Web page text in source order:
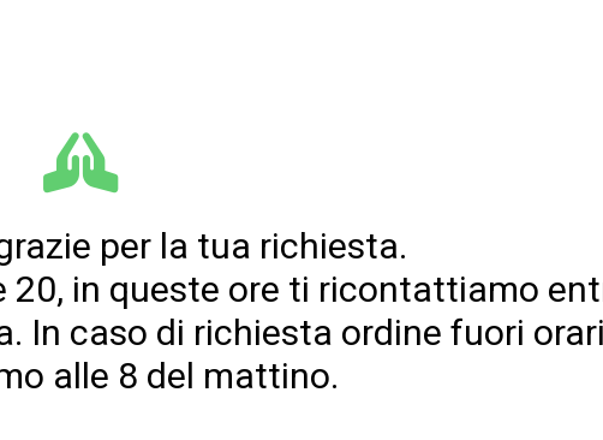
per la tua richiesta.
20, in queste ore ti ricontattiamo
In caso di richiesta ordine fuori
alle 8 del mattino.